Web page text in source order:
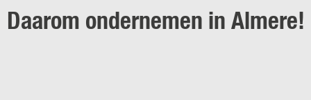
Daarom ondernemen in Almere!